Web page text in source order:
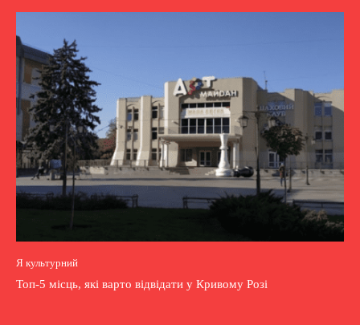
Я культурний
Топ-5 місць, які варто відвідати у Кривому Розі